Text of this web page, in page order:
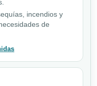
incendios y
de